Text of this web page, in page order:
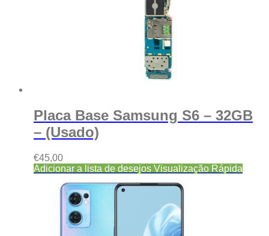
Placa Base Samsung S6 – 32GB
– (Usado)
€45,00
Adicionar a lista de desejos Visualização Rápida